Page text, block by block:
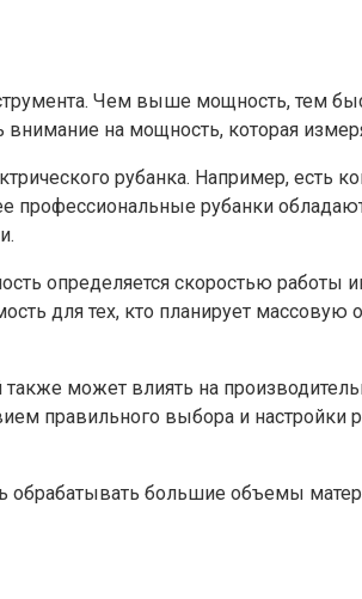
Чем выше мощность, тем
на мощность, которая
рубанка. Например,
профессиональные рубанки
определяется скоростью работы
для тех, кто планирует массовую
может влиять на
правильного выбора и
обрабатывать большие объемы